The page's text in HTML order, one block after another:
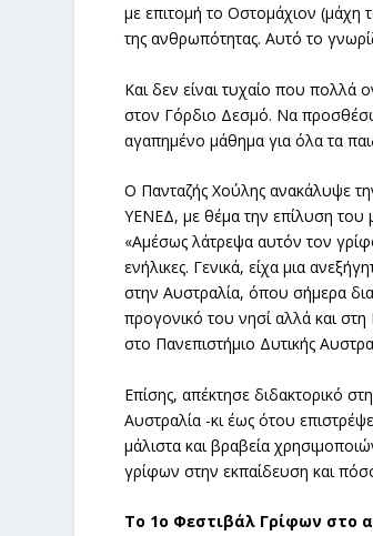
με επιτομή το Οστομάχιον (μάχη
της ανθρωπότητας. Αυτό το
Και δεν είναι τυχαίο που
στον Γόρδιο Δεσμό. Να
αγαπημένο μάθημα για όλα τα
Ο Πανταζής Χούλης ανακάλυψε
ΥΕΝΕΔ, με θέμα την επίλυση του
«Αμέσως λάτρεψα αυτόν τον
ενήλικες. Γενικά, είχα μια
στην Αυστραλία, όπου σήμερα
προγονικό του νησί αλλά και
στο Πανεπιστήμιο Δυτικής
Επίσης, απέκτησε διδακτορικό
Αυστραλία -κι έως ότου
μάλιστα και βραβεία
γρίφων στην εκπαίδευση και
Το 1ο Φεστιβάλ Γρίφων στο